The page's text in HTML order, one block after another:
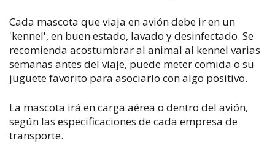
Cada mascota que viaja en avión debe ir en un
'kennel', en buen estado, lavado y desinfectado. Se
recomienda acostumbrar al animal al kennel varias
semanas antes del viaje, puede meter comida o su
juguete favorito para asociarlo con algo positivo.
La mascota irá en carga aérea o dentro del avión,
según las especificaciones de cada empresa de
transporte.